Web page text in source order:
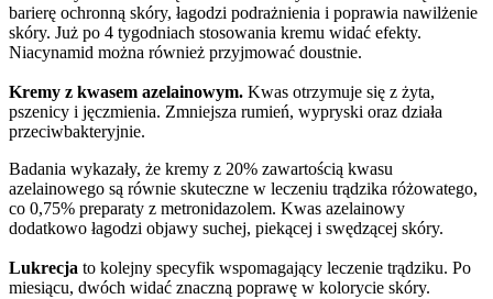
barierę ochronną skóry, łagodzi podrażnienia i poprawia nawilżenie
skóry. Już po 4 tygodniach stosowania kremu widać efekty.
Niacynamid można również przyjmować doustnie.
Kremy z kwasem azelainowym. Kwas otrzymuje się z żyta,
pszenicy i jęczmienia. Zmniejsza rumień, wypryski oraz działa
przeciwbakteryjnie.
Badania wykazały, że kremy z 20% zawartością kwasu
azelainowego są równie skuteczne w leczeniu trądzika różowatego,
co 0,75% preparaty z metronidazolem. Kwas azelainowy
dodatkowo łagodzi objawy suchej, piekącej i swędzącej skóry.
Lukrecja to kolejny specyfik wspomagający leczenie trądziku. Po
miesiącu, dwóch widać znaczną poprawę w kolorycie skóry.